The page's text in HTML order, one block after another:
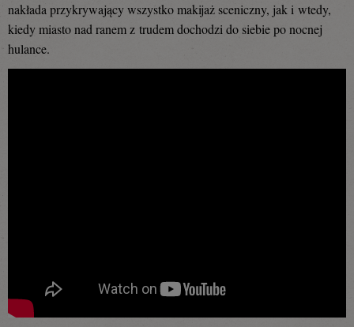
nakłada przykrywający wszystko makijaż sceniczny, jak i wtedy,
kiedy miasto nad ranem z trudem dochodzi do siebie po nocnej
hulance.